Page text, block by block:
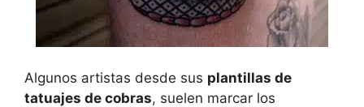
Algunos artistas desde sus plantillas de
tatuajes de cobras, suelen marcar los